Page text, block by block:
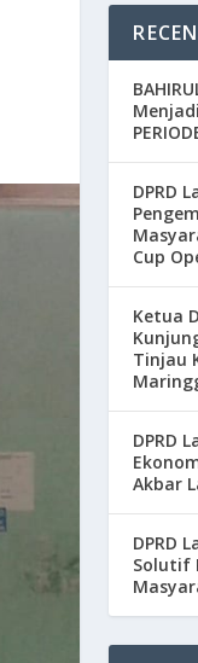
DPRD
Cup
Ketua
Tinjau
DPRD
Akbar
DPRD
Solutif